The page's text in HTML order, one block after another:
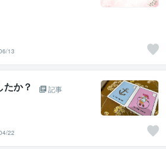
13
か？
記事
22